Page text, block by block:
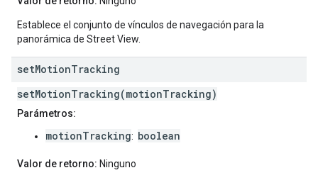
Establece el conjunto de vínculos de navegación para la
panorámica de Street View.
setMotionTracking
setMotionTracking(motionTracking)
Parámetros:
motionTracking: boolean
Valor de retorno: Ninguno